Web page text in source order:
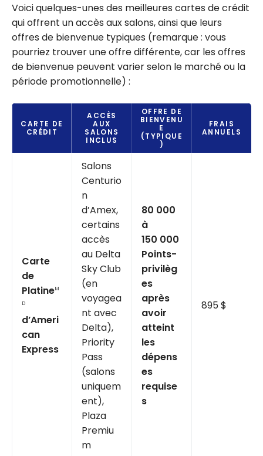
Voici quelques-unes des meilleures cartes de crédit
qui offrent un accès aux salons, ainsi que leurs
offres de bienvenue typiques (remarque : vous
pourriez trouver une offre différente, car les offres
de bienvenue peuvent varier selon le marché ou la
période promotionnelle) :
CARTE DE
CRÉDIT
ACCÈS
AUX
SALONS
INCLUS
OFFRE DE
BIENVENU
E
(TYPIQUE
)
FRAIS
ANNUELS
Carte
de
PlatineM
D
d’Ameri
can
Express
Salons
Centurio
n
d’Amex,
certains
accès
au Delta
Sky Club
(en
voyagea
nt avec
Delta),
Priority
Pass
(salons
uniquem
ent),
Plaza
Premiu
m
80 000
à
150 000
Points-
privilèg
es
après
avoir
atteint
les
dépens
es
requise
s
895 $